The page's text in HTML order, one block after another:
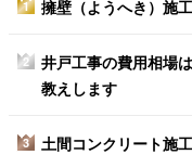
1 擁壁（ようへき）施
2
井戸工事の費用相場
教えします
3 土間コンクリート施